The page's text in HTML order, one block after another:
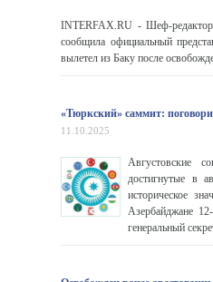
INTERFAX.RU - Шеф-редактор
сообщила официальный
вылетел из Баку после
«Тюркский» саммит:
11.10.2025
Августовские
достигнутые в
историческое
Азербайджане
генеральный